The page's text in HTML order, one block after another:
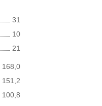
31
10
21
168,0
151,2
100,8